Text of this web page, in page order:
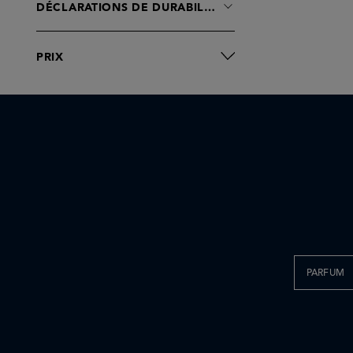
Fornasetti Profumi
J-Scent
DÉCLARATIONS DE DURABILITÉ
PRIX
PARFUM